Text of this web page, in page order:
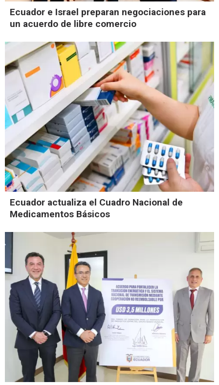
Ecuador e Israel preparan negociaciones para
un acuerdo de libre comercio
Ecuador actualiza el Cuadro Nacional de
Medicamentos Básicos